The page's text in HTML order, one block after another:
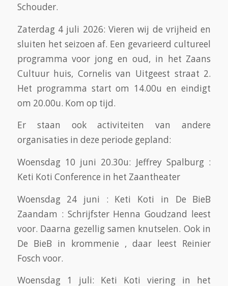
Schouder.
Zaterdag 4 juli 2026: Vieren wij de vrijheid en
sluiten het seizoen af. Een gevarieerd cultureel
programma voor jong en oud, in het Zaans
Cultuur huis, Cornelis van Uitgeest straat 2.
Het programma start om 14.00u en eindigt
om 20.00u. Kom op tijd.
Er staan ook activiteiten van andere
organisaties in deze periode gepland:
Woensdag 10 juni 20.30u: Jeffrey Spalburg :
Keti Koti Conference in het Zaantheater
Woensdag 24 juni : Keti Koti in De BieB
Zaandam : Schrijfster Henna Goudzand leest
voor. Daarna gezellig samen knutselen. Ook in
De BieB in krommenie , daar leest Reinier
Fosch voor.
Woensdag 1 juli: Keti Koti viering in het